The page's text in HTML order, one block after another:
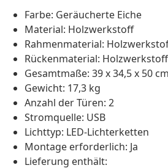
Farbe: Geräucherte Eiche
Material: Holzwerkstoff
Rahmenmaterial:
Rückenmaterial: Holzwerkstoff
Gesamtmaße: 39 x 34,5 x 50
Gewicht: 17,3 kg
Anzahl der Türen: 2
Stromquelle: USB
Lichttyp: LED-Lichterketten
Montage erforderlich: Ja
Lieferung enthält: